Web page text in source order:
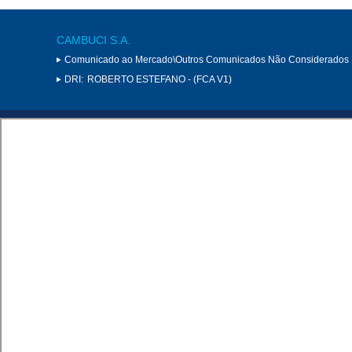
CAMBUCI S.A.
Comunicado ao Mercado\Outros Comunicados Não Considerados
DRI: ROBERTO ESTEFANO - (FCA V1)